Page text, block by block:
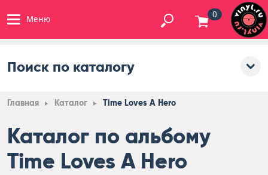
Меню 0
Поиск по каталогу
Главная Каталог Time Loves A Hero
Каталог по альбому
Time Loves A Hero